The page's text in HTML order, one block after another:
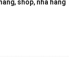
shop, nhà hàng